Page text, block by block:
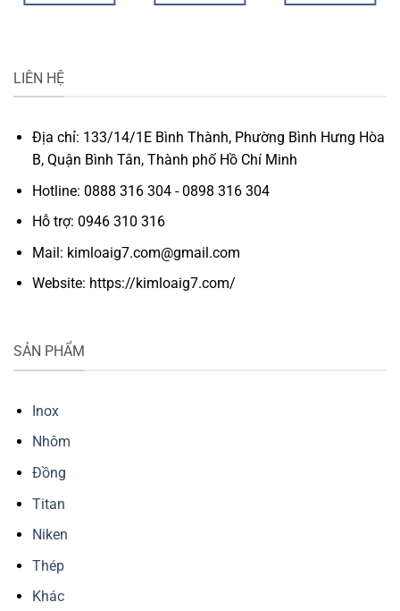
LIÊN HỆ
Địa chỉ: 133/14/1E Bình Thành, Phường Bình Hưng Hòa
B, Quận Bình Tân, Thành phố Hồ Chí Minh
Hotline: 0888 316 304 - 0898 316 304
Hỗ trợ: 0946 310 316
Mail: kimloaig7.com@gmail.com
Website: https://kimloaig7.com/
SẢN PHẨM
Inox
Nhôm
Đồng
Titan
Niken
Thép
Khác